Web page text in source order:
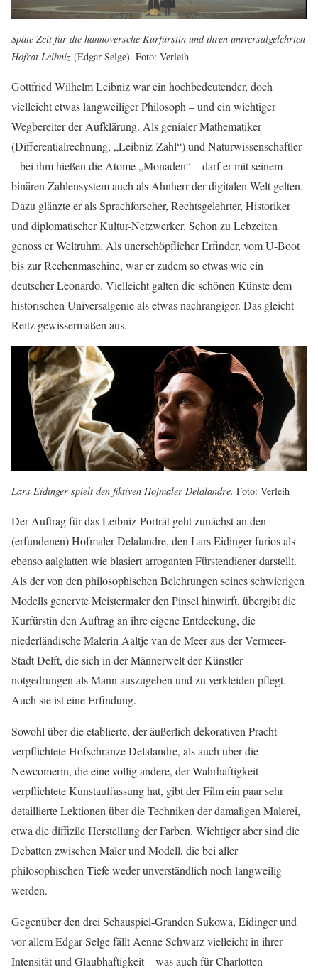
Späte Zeit für die hannoversche Kurfürstin und ihren universalgelehrten
Hofrat Leibniz (Edgar Selge). Foto: Verleih
Gottfried Wilhelm Leibniz war ein hochbedeutender, doch
vielleicht etwas langweiliger Philosoph – und ein wichtiger
Wegbereiter der Aufklärung. Als genialer Mathematiker
(Differentialrechnung, „Leibniz-Zahl“) und Naturwissenschaftler
– bei ihm hießen die Atome „Monaden“ – darf er mit seinem
binären Zahlensystem auch als Ahnherr der digitalen Welt gelten.
Dazu glänzte er als Sprachforscher, Rechtsgelehrter, Historiker
und diplomatischer Kultur-Netzwerker. Schon zu Lebzeiten
genoss er Weltruhm. Als unerschöpflicher Erfinder, vom U-Boot
bis zur Rechenmaschine, war er zudem so etwas wie ein
deutscher Leonardo. Vielleicht galten die schönen Künste dem
historischen Universalgenie als etwas nachrangiger. Das gleicht
Reitz gewissermaßen aus.
Lars Eidinger spielt den fiktiven Hofmaler Delalandre. Foto: Verleih
Der Auftrag für das Leibniz-Porträt geht zunächst an den
(erfundenen) Hofmaler Delalandre, den Lars Eidinger furios als
ebenso aalglatten wie blasiert arroganten Fürstendiener darstellt.
Als der von den philosophischen Belehrungen seines schwierigen
Modells genervte Meistermaler den Pinsel hinwirft, übergibt die
Kurfürstin den Auftrag an ihre eigene Entdeckung, die
niederländische Malerin Aaltje van de Meer aus der Vermeer-
Stadt Delft, die sich in der Männerwelt der Künstler
notgedrungen als Mann auszugeben und zu verkleiden pflegt.
Auch sie ist eine Erfindung.
Sowohl über die etablierte, der äußerlich dekorativen Pracht
verpflichtete Hofschranze Delalandre, als auch über die
Newcomerin, die eine völlig andere, der Wahrhaftigkeit
verpflichtete Kunstauffassung hat, gibt der Film ein paar sehr
detaillierte Lektionen über die Techniken der damaligen Malerei,
etwa die diffizile Herstellung der Farben. Wichtiger aber sind die
Debatten zwischen Maler und Modell, die bei aller
philosophischen Tiefe weder unverständlich noch langweilig
werden.
Gegenüber den drei Schauspiel-Granden Sukowa, Eidinger und
vor allem Edgar Selge fällt Aenne Schwarz vielleicht in ihrer
Intensität und Glaubhaftigkeit – was auch für Charlotten-